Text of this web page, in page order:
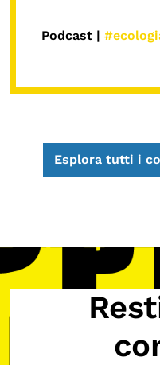
Podcast |
Esplora tutti i